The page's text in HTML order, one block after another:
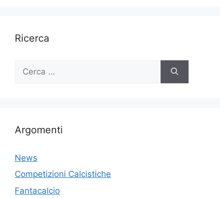
Ricerca
per:
Argomenti
News
Competizioni Calcistiche
Fantacalcio